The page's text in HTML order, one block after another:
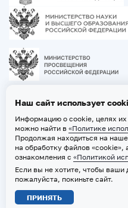
2026 © ТВГМУ. Все права
Политика обработки
Политика использования файлов
Наш сайт использует
Информацию о cookie, целях их
можно найти в «Политике
Продолжая находиться на
на обработку файлов
ознакомления с «Политикой
Если вы не хотите, чтобы ваши
пожалуйста, покиньте сайт.
ПРИНЯТЬ